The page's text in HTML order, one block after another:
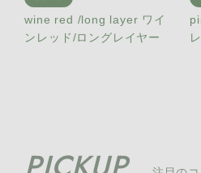
wine red /long layer ワイ
ンレッド/ロングレイヤー